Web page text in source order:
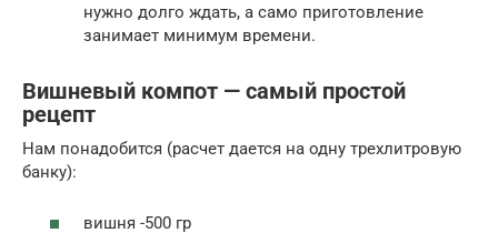
нужно долго ждать, а само приготовление
занимает минимум времени.
Вишневый компот — самый простой
рецепт
Нам понадобится (расчет дается на одну трехлитровую
банку):
вишня -500 гр